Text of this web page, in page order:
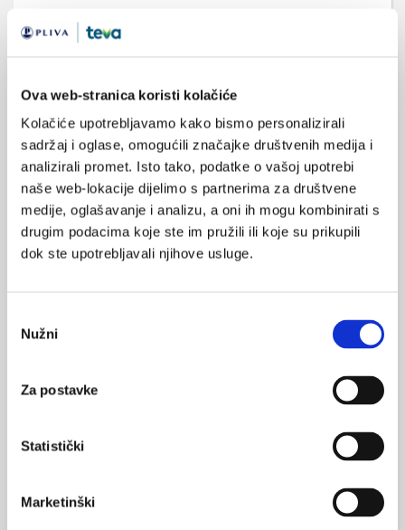
Ova web-stranica koristi kolačiće
Kolačiće upotrebljavamo kako bismo personalizirali
sadržaj i oglase, omogućili značajke društvenih medija i
analizirali promet. Isto tako, podatke o vašoj upotrebi
naše web-lokacije dijelimo s partnerima za društvene
medije, oglašavanje i analizu, a oni ih mogu kombinirati s
drugim podacima koje ste im pružili ili koje su prikupili
dok ste upotrebljavali njihove usluge.
pristanka
Nužni
Za postavke
Statistički
Marketinški
Kanađani zabrinuti za kvalitetu zdravstva
Kanađani su zabrinuti da će se u bližoj budućnosti kvaliteta
zdravstvenog sustava pogoršati kao posljedica najavljenih
rezanja troškova.
Ministar Ostojić: Inzistirat ćemo na reviziji
Smanjenje listi čekanja, izmjena Zakona o medicinski
potpomognutoj oplodnji te uvođenje reda u sustav financija,
konferenciji za novinare održanoj u utorak. Ostojić je naglasio
kako 'u ormaru nije našao kosture, ali nije pronašao niti novce u